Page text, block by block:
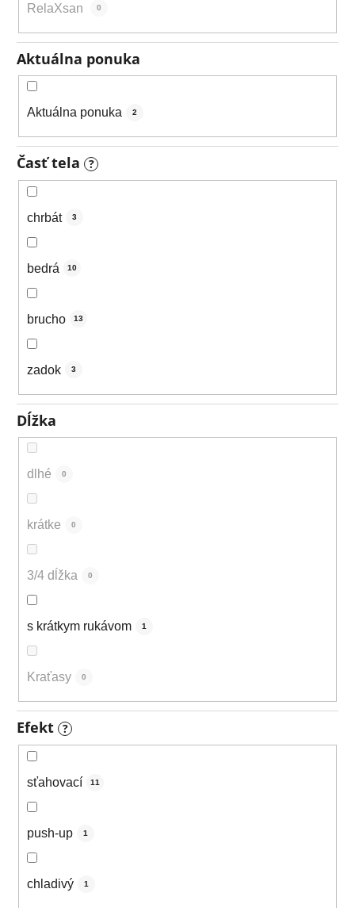
RelaXsan 0
Aktuálna ponuka
Aktuálna ponuka 2
Časť tela ?
chrbát 3
bedrá 10
brucho 13
zadok 3
Dĺžka
dlhé 0
krátke 0
3/4 dĺžka 0
s krátkym rukávom 1
Kraťasy 0
Efekt ?
sťahovací 11
push-up 1
chladivý 1